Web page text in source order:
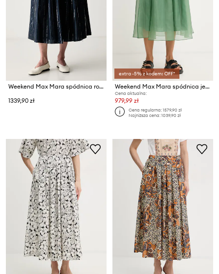
Weekend Max Mara spódnica rozkloszowana bawełniana WKDFIORDI
1339,90 zł
extra -5% z kodem: OFF*
Weekend Max Mara spódnica jedwabna VISINO
Cena aktualna:
979,99 zł
Cena regularna:1579,90 zł
Najniższa cena:1039,90 zł